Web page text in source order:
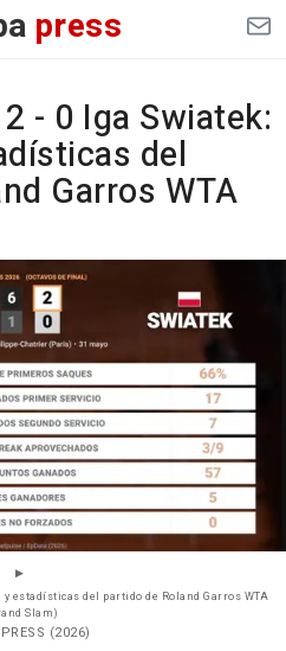
press
- 0 Iga Swiatek:
del
Garros WTA
estadísticas del partido de Roland Garros WTA
Slam)
(2026)